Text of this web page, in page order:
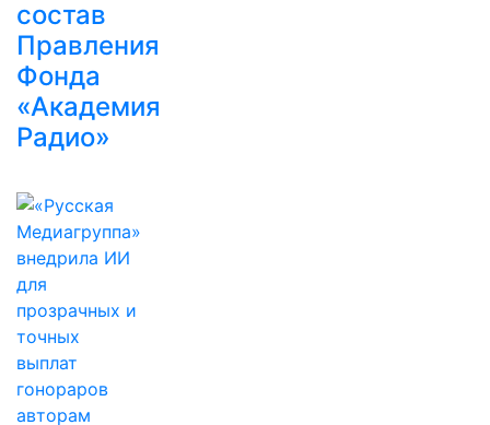
состав
Правления
Фонда
«Академия
Радио»